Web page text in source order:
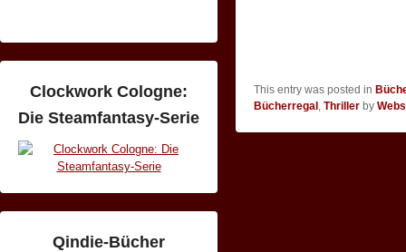
This entry was posted in
Bücherregal Thriller by
Clockwork Cologne:
Die Steamfantasy-Serie
Qindie-Bücher